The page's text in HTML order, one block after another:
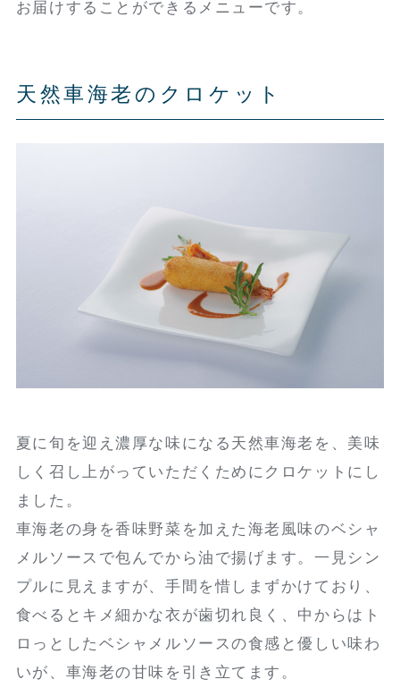
お届けすることができるメニューです。
天然車海老のクロケット
夏に旬を迎え濃厚な味になる天然車海老を、美味
しく召し上がっていただくためにクロケットにし
ました。
車海老の身を香味野菜を加えた海老風味のベシャ
メルソースで包んでから油で揚げます。一見シン
プルに見えますが、手間を惜しまずかけており、
食べるとキメ細かな衣が歯切れ良く、中からはト
ロっとしたベシャメルソースの食感と優しい味わ
いが、車海老の甘味を引き立てます。